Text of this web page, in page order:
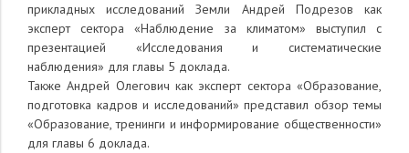
прикладных исследований Земли Андрей Подрезов как
эксперт сектора «Наблюдение за климатом» выступил с
презентацией «Исследования и систематические
наблюдения» для главы 5 доклада.
Также Андрей Олегович как эксперт сектора «Образование,
подготовка кадров и исследований» представил обзор темы
«Образование, тренинги и информирование общественности»
для главы 6 доклада.